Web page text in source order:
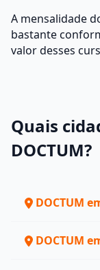
A mensalidade
bastante
valor desses
Quais
DOCTUM?
DOCTUM
DOCTUM